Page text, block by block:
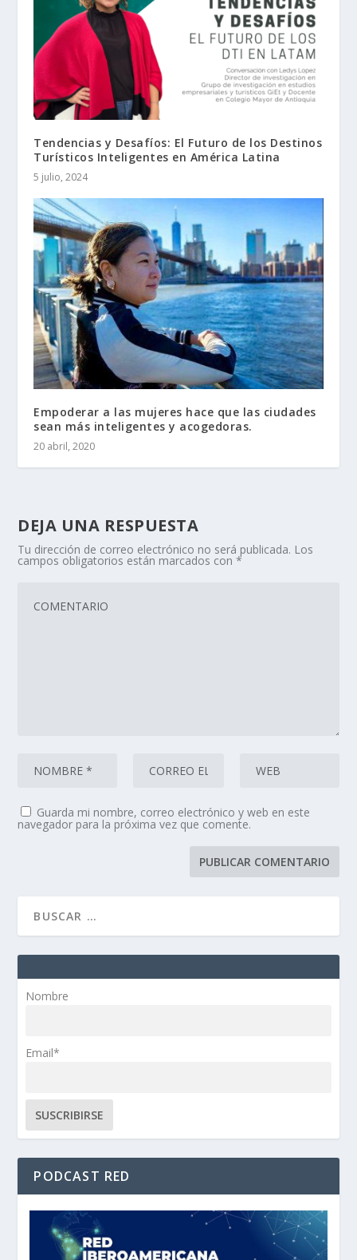
Tendencias y Desafíos: El Futuro de los Destinos
Turísticos Inteligentes en América Latina
5 julio, 2024
Empoderar a las mujeres hace que las ciudades
sean más inteligentes y acogedoras.
20 abril, 2020
DEJA UNA RESPUESTA
Tu dirección de correo electrónico no será publicada. Los
campos obligatorios están marcados con*
Guarda mi nombre, correo electrónico y web en este
navegador para la próxima vez que comente.
Nombre
Email*
PODCAST RED